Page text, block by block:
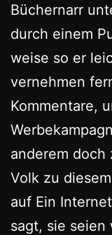
Büchernarr
durch einem
weise so er
vernehmen
Kommentare,
anderem doch
Volk zu
auf Ein
sagt, sie seien